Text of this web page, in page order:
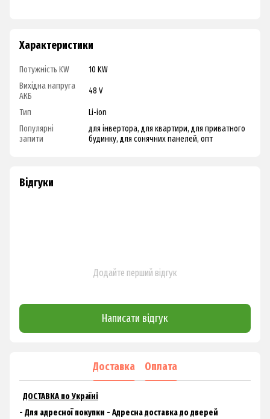
Характеристики
Потужність KW
10 KW
Вихідна напруга
АКБ
48 V
Тип
Li-ion
Популярні
запити
для інвертора, для квартири, для приватного
будинку, для сонячних панелей, опт
Відгуки
Додайте перший відгук
Написати відгук
Доставка Оплата
ДОСТАВКА по Україні
- Для адресної покупки - Адресна доставка до дверей